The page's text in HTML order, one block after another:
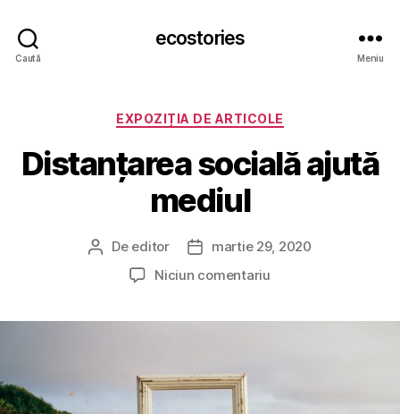
Caută
ecostories
Meniu
Categorii
EXPOZIȚIA DE ARTICOLE
Distanțarea socială ajută
mediul
Autor
articol
De editor
Datămartie 29, 2020
Niciun comentariula